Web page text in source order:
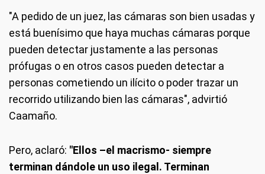
"A pedido de un juez, las cámaras son bien usadas y
está buenísimo que haya muchas cámaras porque
pueden detectar justamente a las personas
prófugas o en otros casos pueden detectar a
personas cometiendo un ilícito o poder trazar un
recorrido utilizando bien las cámaras", advirtió
Caamaño.
Pero, aclaró: "Ellos –el macrismo- siempre
terminan dándole un uso ilegal. Terminan